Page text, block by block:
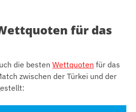
für das
die besten Wettquoten für das
zwischen der Türkei und der